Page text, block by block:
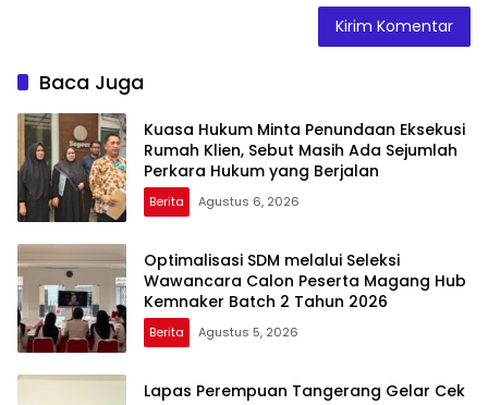
Baca Juga
Kuasa Hukum Minta Penundaan Eksekusi
Rumah Klien, Sebut Masih Ada Sejumlah
Perkara Hukum yang Berjalan
Berita Agustus 6, 2026
Optimalisasi SDM melalui Seleksi
Wawancara Calon Peserta Magang Hub
Kemnaker Batch 2 Tahun 2026
Berita Agustus 5, 2026
Lapas Perempuan Tangerang Gelar Cek